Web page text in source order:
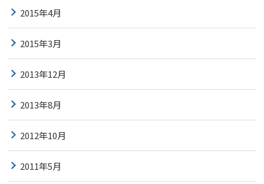
2015年4月
2015年3月
2013年12月
2013年8月
2012年10月
2011年5月